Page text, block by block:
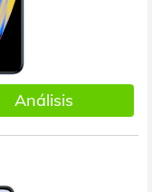
Análisis